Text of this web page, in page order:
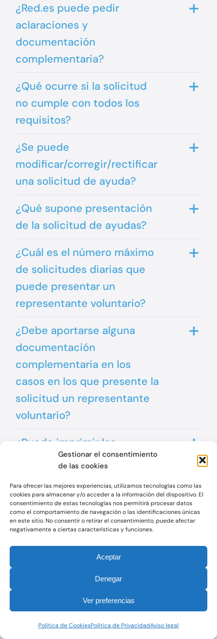
Gestionar el consentimiento
de las cookies
Para ofrecer las mejores experiencias, utilizamos tecnologías como las
cookies para almacenar y/o acceder a la información del dispositivo. El
consentimiento de estas tecnologías nos permitirá procesar datos
como el comportamiento de navegación o las identificaciones únicas
en este sitio. No consentir o retirar el consentimiento, puede afectar
negativamente a ciertas características y funciones.
Aceptar
Denegar
Ver preferencias
Política de CookiesPolítica de PrivacidadAviso legal
¿Red.es puede pedir
aclaraciones y
documentación
complementaria?
¿Qué ocurre si la solicitud
no cumple con todos los
requisitos?
¿Se puede
modificar/corregir/rectificar
una solicitud de ayuda?
¿Qué supone presentación
de la solicitud de ayudas?
¿Cuál es el número máximo
de solicitudes diarias que
puede presentar un
representante voluntario?
¿Debe aportarse alguna
documentación
complementaria en los
casos en los que presente la
solicitud un representante
voluntario?
¿Puedo imprimir los
formularios anexos y
¿Es necesario disponer de
certificado
electrónico/digital?
¿Cuál es el plazo para
presentar las solicitudes?
¿Podrá presentarse más de
una solicitud?